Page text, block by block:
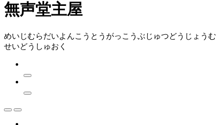
無声堂主屋
めいじむらだいよんこうとうがっこうぶじゅつどうじょうむ
せいどうしゅおく